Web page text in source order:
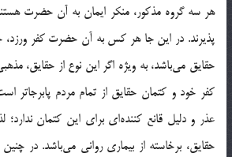
هر سه گروه مذکور، منکر ایمان به آن حضرت
پذیرند. در این جا هر کس به آن حضرت کفر ورزد،
حقایق می‌باشد، به ویژه اگر این نوع از حقایق،
کفر خود و کتمان حقایق از تمام مردم پابرجاتر
عذر و دلیل قانع کننده‌ای برای این کتمان ندارد؛
حقایق، برخاسته از بیماری روانی می‌باشد. در چنین